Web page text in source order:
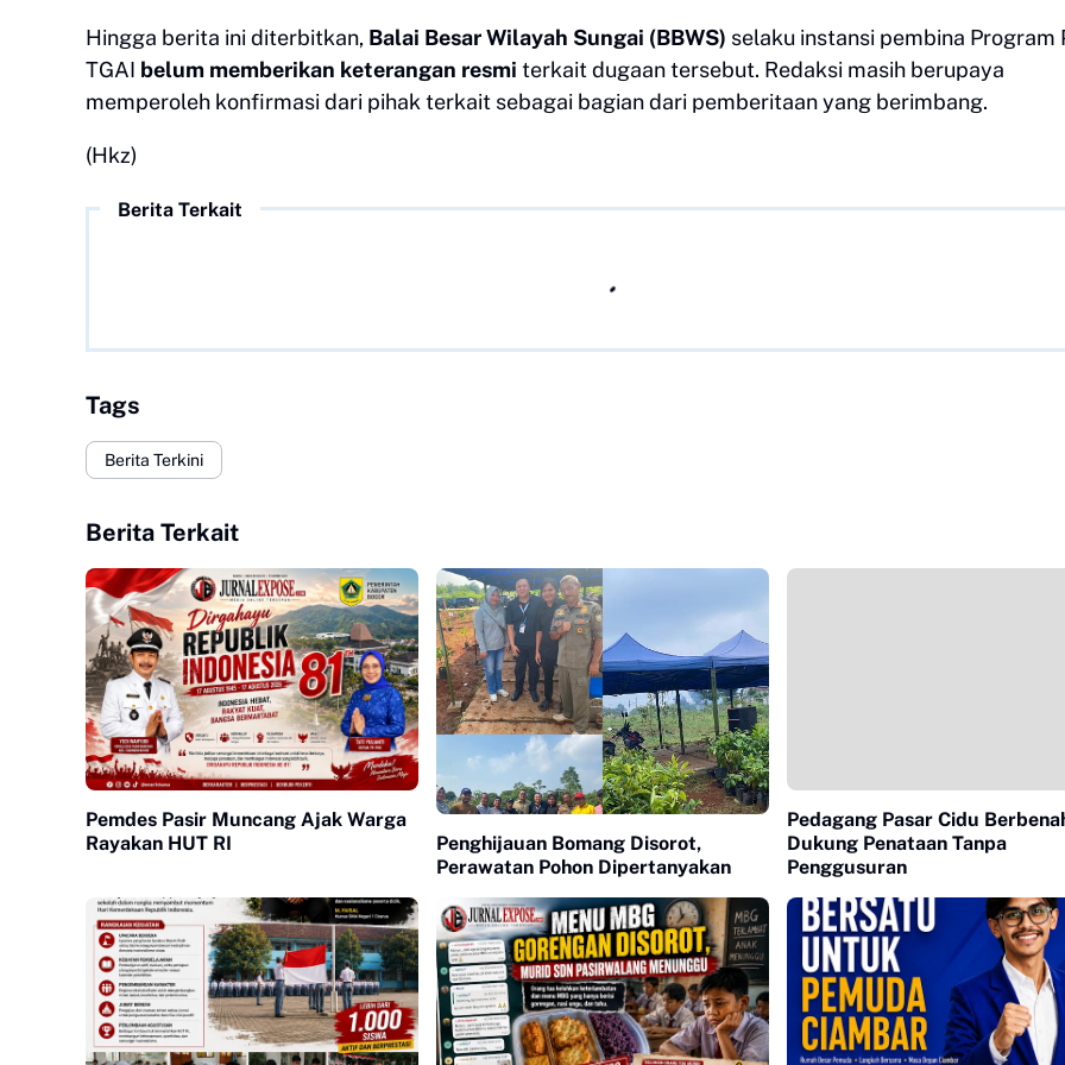
Hingga berita ini diterbitkan, Balai Besar Wilayah Sungai (BBWS) selaku instansi pembina Program
TGAI belum memberikan keterangan resmi terkait dugaan tersebut. Redaksi masih berupaya
memperoleh konfirmasi dari pihak terkait sebagai bagian dari pemberitaan yang berimbang.
(Hkz)
Berita Terkait
Tags
Berita Terkini
Berita Terkait
Pemdes Pasir Muncang Ajak Warga
Rayakan HUT RI
Penghijauan Bomang Disorot,
Perawatan Pohon Dipertanyakan
Pedagang Pasar Cidu
Dukung Penataan Tanpa
Penggusuran